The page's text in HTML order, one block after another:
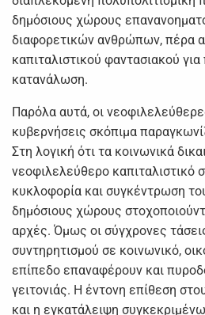
δημόσιους χώρους
διαφορετικών ανθρώπων, πέρα
καπιταλιστικού φαντασιακού
κατανάλωση.
Παρόλα αυτά, οι
κυβερνήσεις σκόπιμα
Στη λογική ότι τα κοινωνικά
νεοφιλελεύθερο καπιταλιστικό
κυκλοφορία και συγκέντρωση
δημόσιους χώρους
αρχές. Όμως οι σύγχρονες
συντηρητισμού σε κοινωνικό,
επίπεδο επαναφέρουν και
γειτονιάς. Η έντονη επίθεση
και η εγκατάλειψη